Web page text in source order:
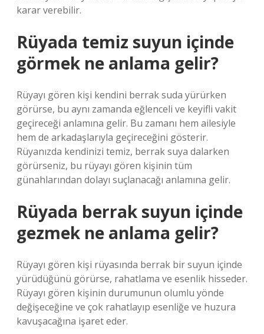
karar verebilir.
Rüyada temiz suyun içinde
görmek ne anlama gelir?
Rüyayı gören kişi kendini berrak suda yürürken
görürse, bu aynı zamanda eğlenceli ve keyifli vakit
geçireceği anlamına gelir. Bu zamanı hem ailesiyle
hem de arkadaşlarıyla geçireceğini gösterir.
Rüyanızda kendinizi temiz, berrak suya dalarken
görürseniz, bu rüyayı gören kişinin tüm
günahlarından dolayı suçlanacağı anlamına gelir.
Rüyada berrak suyun içinde
gezmek ne anlama gelir?
Rüyayı gören kişi rüyasında berrak bir suyun içinde
yürüdüğünü görürse, rahatlama ve esenlik hisseder.
Rüyayı gören kişinin durumunun olumlu yönde
değişeceğine ve çok rahatlayıp esenliğe ve huzura
kavuşacağına işaret eder.